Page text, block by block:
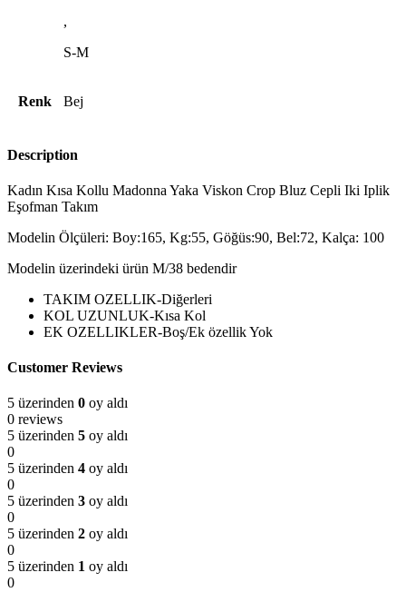
,
S-M
Renk Bej
Description
Kadın Kısa Kollu Madonna Yaka Viskon Crop Bluz Cepli Iki Iplik
Eşofman Takım
Modelin Ölçüleri: Boy:165, Kg:55, Göğüs:90, Bel:72, Kalça: 100
Modelin üzerindeki ürün M/38 bedendir
TAKIM OZELLIK-Diğerleri
KOL UZUNLUK-Kısa Kol
EK OZELLIKLER-Boş/Ek özellik Yok
Customer Reviews
5 üzerinden 0 oy aldı
0 reviews
5 üzerinden 5 oy aldı
0
5 üzerinden 4 oy aldı
0
5 üzerinden 3 oy aldı
0
5 üzerinden 2 oy aldı
0
5 üzerinden 1 oy aldı
0